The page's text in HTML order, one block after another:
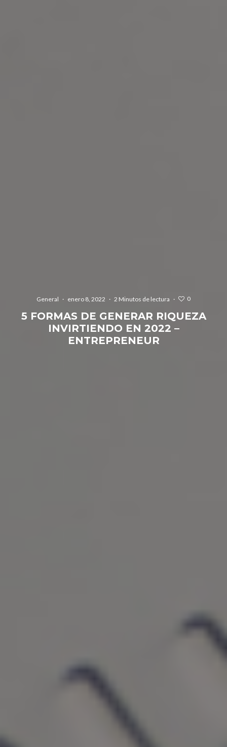
General · enero 8, 2022 · 2 Minutos de lectura · 0
5 FORMAS DE GENERAR RIQUEZA
INVIRTIENDO EN 2022 –
ENTREPRENEUR